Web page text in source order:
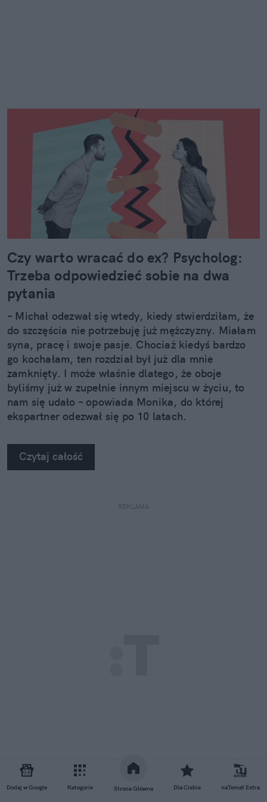
Dodaj w Google Kategorie Strona Główna Dla Ciebie naTemat Extra
Czy warto wracać do ex? Psycholog:
Trzeba odpowiedzieć sobie na dwa
pytania
– Michał odezwał się wtedy, kiedy stwierdziłam, że
do szczęścia nie potrzebuję już mężczyzny. Miałam
syna, pracę i swoje pasje. Chociaż kiedyś bardzo
go kochałam, ten rozdział był już dla mnie
zamknięty. I może właśnie dlatego, że oboje
byliśmy już w zupełnie innym miejscu w życiu, to
nam się udało – opowiada Monika, do której
ekspartner odezwał się po 10 latach.
Czytaj całość
REKLAMA